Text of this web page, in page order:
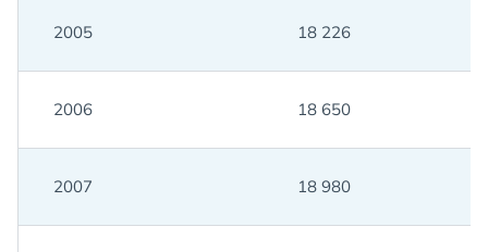
2005 18 226
2006 18 650
2007 18 980